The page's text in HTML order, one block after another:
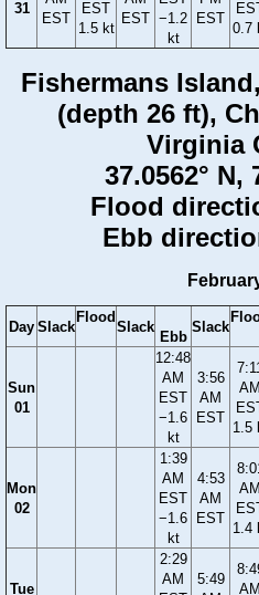
31
EST
EST
1.5 kt
EST −1.2
kt
EST
0.7
Fishermans
(depth 26 ft),
Virginia
37.0562° N,
Flood
Ebb
Day Slack
Flood
Slack
Ebb
Slack
Sun
01
12:48
AM
EST
−1.6
kt
3:56
AM
EST
7:11
AM
1.5
Mon
02
1:39
AM
EST
−1.6
kt
4:53
AM
EST
AM
1.4
Tue
2:29
AM
5:49
AM